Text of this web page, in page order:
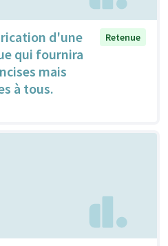
d'une
qui fournira
mais
à tous.
Retenue